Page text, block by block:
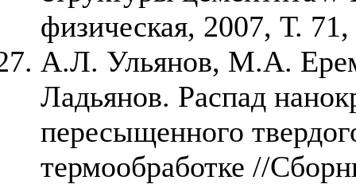
физическая, 2007, Т.
А.Л. Ульянов, М.А.
Ладьянов. Распад
пересыщенного
термообработке //